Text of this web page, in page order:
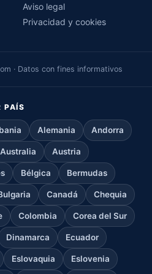
Aviso legal
Privacidad y cookies
· Datos con fines informativos
PAÍS
Alemania Andorra
Australia Austria
Bélgica Bermudas
Canadá Chequia
Colombia Corea del Sur
Dinamarca Ecuador
Eslovaquia Eslovenia